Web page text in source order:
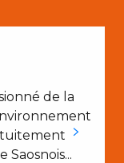
de la